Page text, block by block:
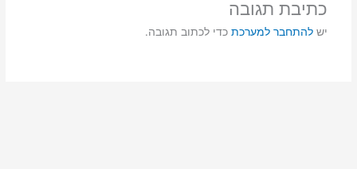
b
d
כתיבת תגובה
יש להתחבר למערכתכדי לכתוב תגובה.